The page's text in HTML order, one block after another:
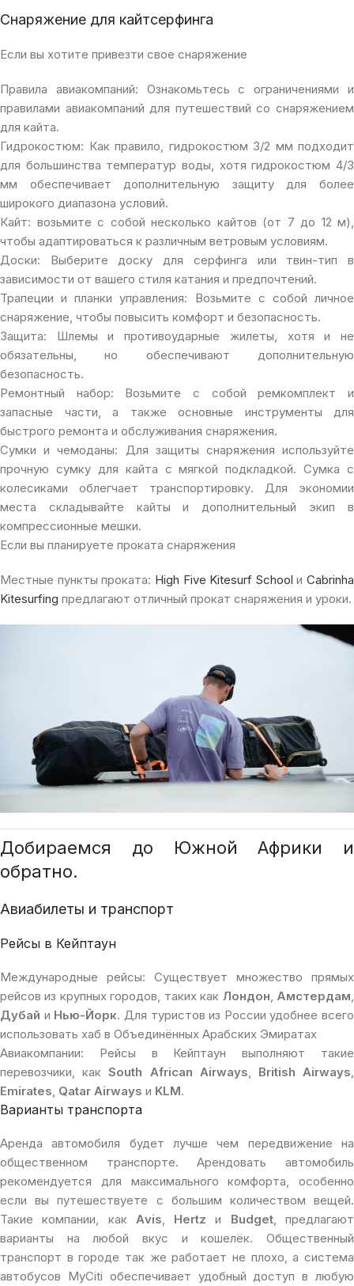
Снаряжение для кайтсерфинга
Если вы хотите привезти свое снаряжение
Правила авиакомпаний: Ознакомьтесь с ограничениями и
правилами авиакомпаний для путешествий со снаряжением
для кайта.
Гидрокостюм: Как правило, гидрокостюм 3/2 мм подходит
для большинства температур воды, хотя гидрокостюм 4/3
мм обеспечивает дополнительную защиту для более
широкого диапазона условий.
Кайт: возьмите с собой несколько кайтов (от 7 до 12 м),
чтобы адаптироваться к различным ветровым условиям.
Доски: Выберите доску для серфинга или твин-тип в
зависимости от вашего стиля катания и предпочтений.
Трапеции и планки управления: Возьмите с собой личное
снаряжение, чтобы повысить комфорт и безопасность.
Защита: Шлемы и противоударные жилеты, хотя и не
обязательны, но обеспечивают дополнительную
безопасность.
Ремонтный набор: Возьмите с собой ремкомплект и
запасные части, а также основные инструменты для
быстрого ремонта и обслуживания снаряжения.
Сумки и чемоданы: Для защиты снаряжения используйте
прочную сумку для кайта с мягкой подкладкой. Сумка с
колесиками облегчает транспортировку. Для экономии
места складывайте кайты и дополнительный экип в
компрессионные мешки.
Если вы планируете проката снаряжения
Местные пункты проката: High Five Kitesurf School и Cabrinha
Kitesurfing предлагают отличный прокат снаряжения и уроки.
Добираемся до Южной Африки и
обратно.
Авиабилеты и транспорт
Рейсы в Кейптаун
Международные рейсы: Существует множество прямых
рейсов из крупных городов, таких как Лондон, Амстердам,
Дубай и Нью-Йорк. Для туристов из России удобнее всего
использовать хаб в Объединённых Арабских Эмиратах
Авиакомпании: Рейсы в Кейптаун выполняют такие
перевозчики, какSouth African Airways, British Airways,
Emirates, Qatar Airways и KLM.
Варианты транспорта
Аренда автомобиля будет лучше чем передвижение на
общественном транспорте. Арендовать автомобиль
рекомендуется для максимального комфорта, особенно
если вы путешествуете с большим количеством вещей.
Такие компании, как Avis, Hertz и Budget, предлагают
варианты на любой вкус и кошелёк. Общественный
транспорт в городе так же работает не плохо, а система
автобусов MyCiti обеспечивает удобный доступ в любую